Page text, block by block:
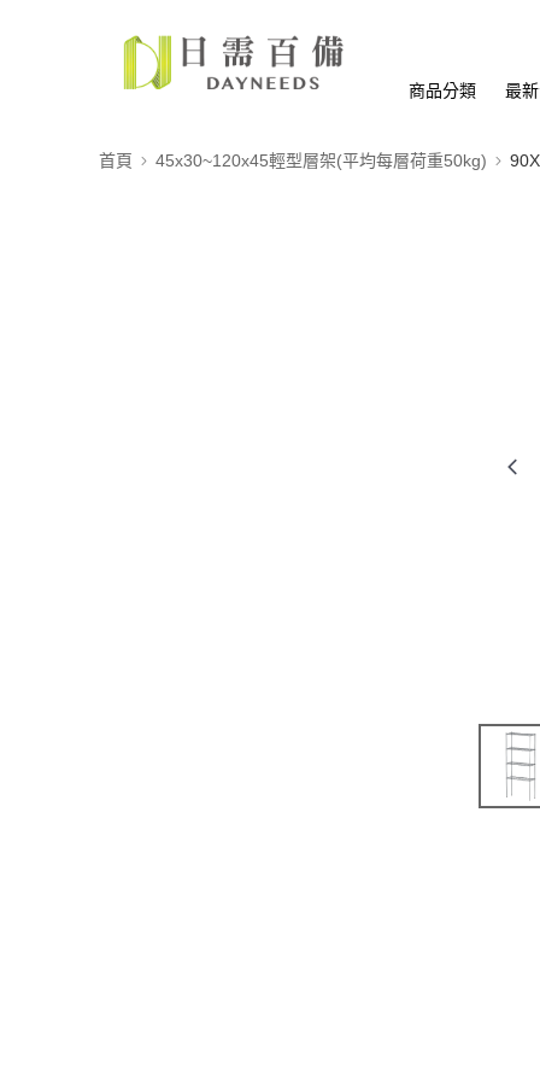
商品分類 最
首頁 45x30~120x45輕型層架(平均每層荷重50kg)